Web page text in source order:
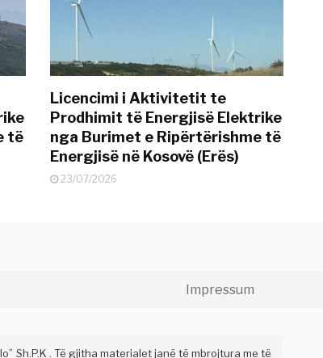
të
Licencimi i Aktivitetit te
Prodhimit të Energjisë Elektrike
nga Burimet e Ripërtërishme të
Energjisë në Kosovë (Erës)
23/07/2026
Impressum
Sh.P.K . Të gjitha materialet janë të mbrojtura me të